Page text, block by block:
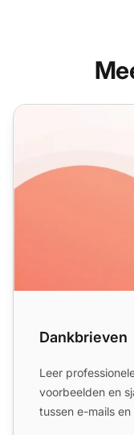
Dankbrieven
Dankbrieven
Leer
voorbeelden en
tussen e-mails